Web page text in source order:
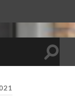
Toggle